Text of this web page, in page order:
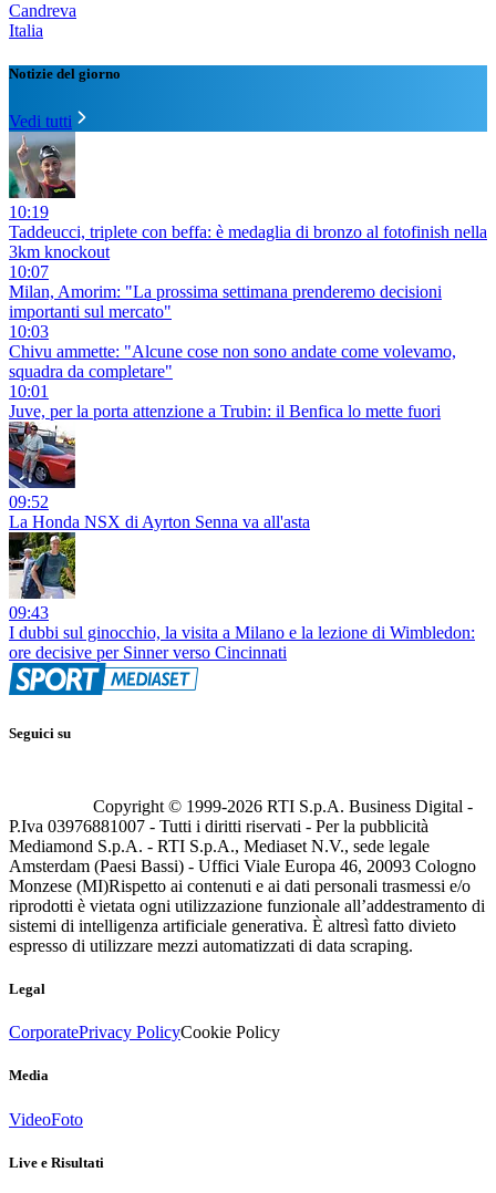
Candreva
Italia
Notizie del giorno
Vedi tutti
10:19
Taddeucci, triplete con beffa: è medaglia di bronzo al fotofinish nella
3km knockout
10:07
Milan, Amorim: "La prossima settimana prenderemo decisioni
importanti sul mercato"
10:03
Chivu ammette: "Alcune cose non sono andate come volevamo,
squadra da completare"
10:01
Juve, per la porta attenzione a Trubin: il Benfica lo mette fuori
09:52
La Honda NSX di Ayrton Senna va all'asta
09:43
I dubbi sul ginocchio, la visita a Milano e la lezione di Wimbledon:
ore decisive per Sinner verso Cincinnati
Seguici su
Copyright © 1999-2026 RTI S.p.A. Business Digital -
P.Iva 03976881007 - Tutti i diritti riservati - Per la pubblicità
Mediamond S.p.A. - RTI S.p.A., Mediaset N.V., sede legale
Amsterdam (Paesi Bassi) - Uffici Viale Europa 46, 20093 Cologno
Monzese (MI)Rispetto ai contenuti e ai dati personali trasmessi e/o
riprodotti è vietata ogni utilizzazione funzionale all’addestramento di
sistemi di intelligenza artificiale generativa. È altresì fatto divieto
espresso di utilizzare mezzi automatizzati di data scraping.
Legal
CorporatePrivacy PolicyCookie Policy
Media
VideoFoto
Live e Risultati